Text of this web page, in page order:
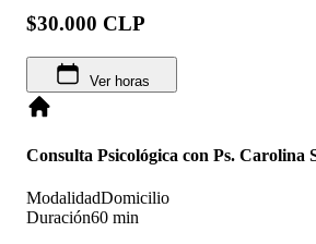
$30.000 CLP
Ver horas
Consulta Psicológica con Ps. Carolina
ModalidadDomicilio
Duración60 min